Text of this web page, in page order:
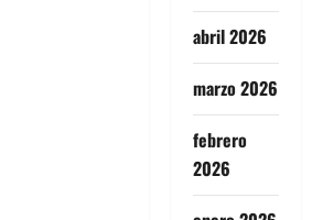
abril 2026
marzo 2026
febrero
2026